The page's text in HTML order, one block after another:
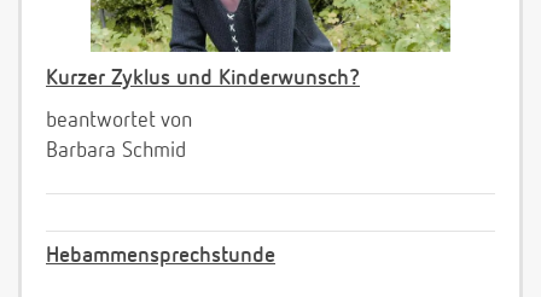
Kurzer Zyklus und Kinderwunsch?
beantwortet von
Barbara Schmid
Hebammensprechstunde